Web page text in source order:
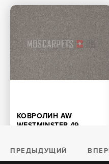
КОВРОЛИН AW
WESTMINSTER 49
ПРЕДЫДУЩИЙ